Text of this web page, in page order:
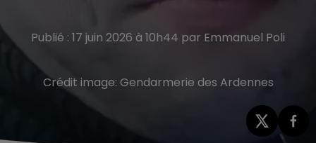
Publié : 17 juin 2026 à 10h44 par Emmanuel Poli
Crédit image: Gendarmerie des Ardennes